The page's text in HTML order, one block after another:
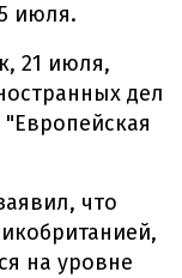
июля.
21 июля,
дел
что
на уровне